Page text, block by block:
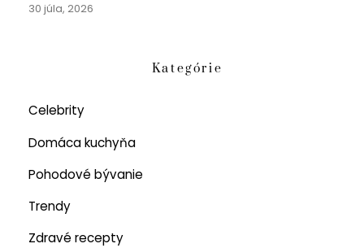
30 júla, 2026
Kategórie
Celebrity
Domáca kuchyňa
Pohodové bývanie
Trendy
Zdravé recepty